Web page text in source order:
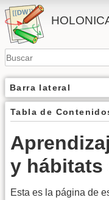
Barra lateral
Tabla de
y hábitats
Esta es la página de